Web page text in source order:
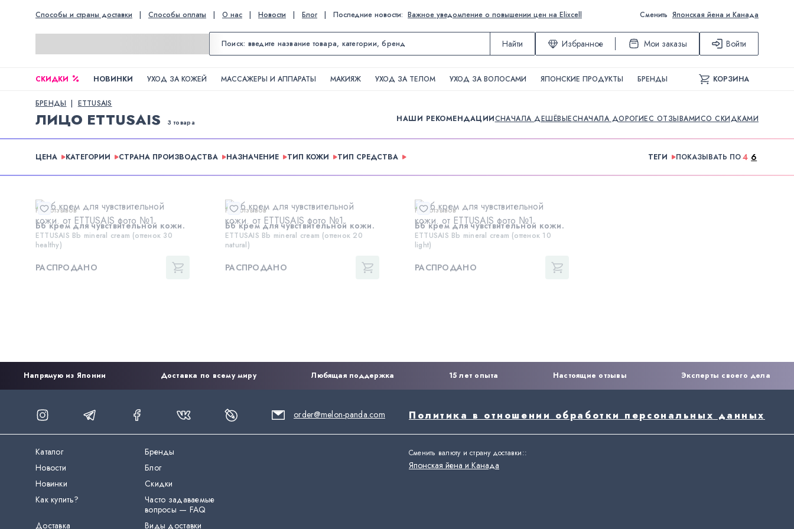
Способы и страны доставки | Способы оплаты | О нас | Новости | Блог | Последние новости: Важное уведомление о повышении цен на Elixcell Сменить Японская йена и Канада
Найти Избранное Мои заказы Войти
СКИДКИ НОВИНКИ УХОД ЗА КОЖЕЙ МАССАЖЕРЫ И АППАРАТЫ МАКИЯЖ УХОД ЗА ТЕЛОМ УХОД ЗА ВОЛОСАМИ ЯПОНСКИЕ ПРОДУКТЫ БРЕНДЫ КОРЗИНА
БРЕНДЫ ETTUSAIS
ЛИЦО ETTUSAIS 3 товара НАШИ РЕКОМЕНДАЦИИСНАЧАЛА ДЕШЁВЫЕСНАЧАЛА ДОРОГИЕС ОТЗЫВАМИСО СКИДКАМИ
ЦЕНА КАТЕГОРИИ СТРАНА ПРОИЗВОДСТВА НАЗНАЧЕНИЕ ТИП КОЖИ ТИП СРЕДСТВА ТЕГИ ПОКАЗЫВАТЬ ПО4 6
Нет отзывов
Бб крем для чувствительной кожи.
ETTUSAIS Bb mineral cream (оттенок 30
healthy)
РАСПРОДАНО
Нет отзывов
Бб крем для чувствительной кожи.
ETTUSAIS Bb mineral cream (оттенок 20
natural)
РАСПРОДАНО
Нет отзывов
Бб крем для чувствительной кожи.
ETTUSAIS Bb mineral cream (оттенок 10
light)
РАСПРОДАНО
Напрямую из Японии Доставка по всему миру Любящая поддержка 15 лет опыта Настоящие отзывы Эксперты своего дела
order@melon-panda.com Политика в отношении обработки персональных данных
Каталог
Бренды
Новости
Блог
Новинки
Скидки
Как купить?
Часто задаваемые
вопросы — FAQ
Доставка
Виды доставки
Сменить валюту и страну доставки::
Японская йена и Канада